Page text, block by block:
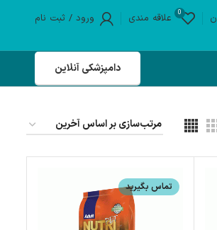
0 علاقه مندی ورود / ثبت نام
دامپزشکی آنلاین
تماس بگیرید